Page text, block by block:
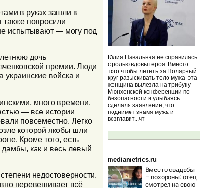
в руках зашли в
также попросили
испытывают — могу под
дочь
премии. Люди
украинские войска и
много времени.
— все истории
повсеместно. Легко
которой якобы шли
Кроме того, есть
дамбы, как и весь левый
недостоверности.
перевешивает всё
Юлия Навальная не справилась
с ролью вдовы героя. Вместо
того чтобы лететь за Полярный
круг разыскивать тело мужа, эта
женщина вылезла на трибуну
Мюнхенской конференции по
безопасности и улыбаясь
сделала заявление, что
поднимет знамя мужа и
возглавит...чт
mediametrics.ru
Вместо свадьбы
– похороны: отец
смотрел на свою